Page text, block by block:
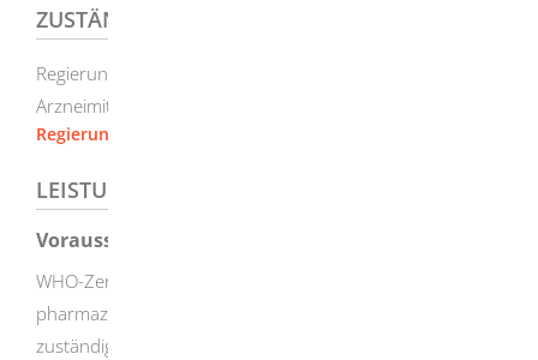
ZUSTÄNDIGE STELLE
Regierungspräsidium Tübingen - Leitstelle
Arzneimittelüberwachung Baden-Württemberg
Regierungspräsidium Tübingen
LEISTUNGSDETAILS
Voraussetzungen
WHO-Zertifikate können auf Antrag des
pharmazeutischen Unternehmers oder auf Antrag der
zuständigen Behörde des Export-Bestimmungslandes